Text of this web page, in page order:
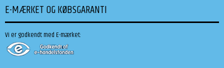
E-MÆRKET OG KØBSGARANTI
Vi er godkendt med E-mærket: